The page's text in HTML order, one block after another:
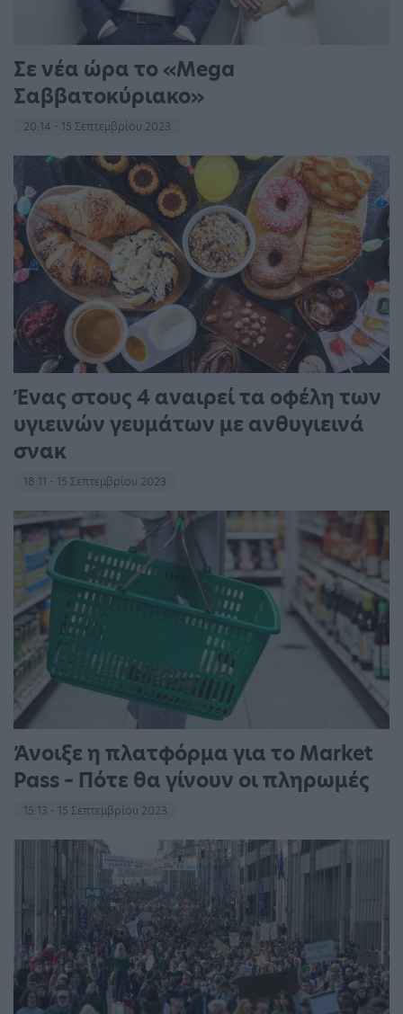
Σε νέα ώρα το «Mega
Σαββατοκύριακο»
20:14 - 15 Σεπτεμβρίου 2023
Ένας στους 4 αναιρεί τα οφέλη των
υγιεινών γευμάτων με ανθυγιεινά
σνακ
18:11 - 15 Σεπτεμβρίου 2023
Άνοιξε η πλατφόρμα για το Market
Pass – Πότε θα γίνουν οι πληρωμές
15:13 - 15 Σεπτεμβρίου 2023